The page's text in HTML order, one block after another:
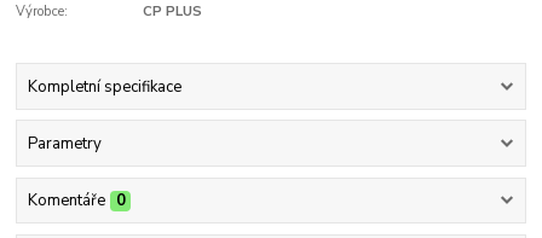
Výrobce:
CP PLUS
Kompletní specifikace
Parametry
Komentáře 0